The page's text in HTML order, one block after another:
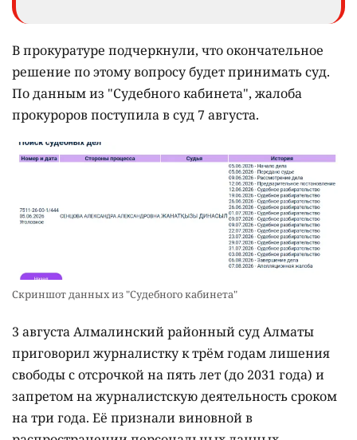
В прокуратуре подчеркнули, что окончательное
решение по этому вопросу будет принимать суд.
По данным из "Судебного кабинета", жалоба
прокуроров поступила в суд 7 августа.
Скриншот данных из "Судебного кабинета"
3 августа Алмалинский районный суд Алматы
приговорил журналистку к трём годам лишения
свободы с отсрочкой на пять лет (до 2031 года) и
запретом на журналистскую деятельность сроком
на три года. Её признали виновной в